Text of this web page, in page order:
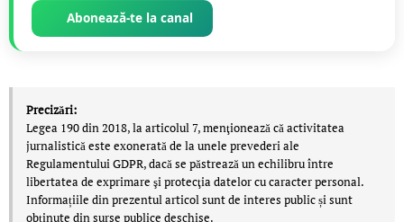
Abonează-te la canal
Precizări:
Legea 190 din 2018, la articolul 7, menţionează că activitatea
jurnalistică este exonerată de la unele prevederi ale
Regulamentului GDPR, dacă se păstrează un echilibru între
libertatea de exprimare şi protecţia datelor cu caracter personal.
Informațiile din prezentul articol sunt de interes public și sunt
obținute din surse publice deschise.